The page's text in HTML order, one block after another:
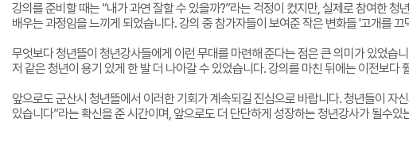
강의를 준비할 때는 “내가 과연 잘할 수 있을까?”라는 걱정이 컸지만, 실제로 참여한
배우는 과정임을 느끼게 되었습니다. 강의 중 참가자들이 보여준 작은 변화들 '고개를
무엇보다 청년뜰이 청년강사들에게 이런 무대를 마련해 준다는 점은 큰 의미가 있었습
저 같은 청년이 용기 있게 한 발 더 나아갈 수 있었습니다. 강의를 마친 뒤에는 이전보
앞으로도 군산시 청년뜰에서 이러한 기회가 계속되길 진심으로 바랍니다. 청년들이 자
있습니다”라는 확신을 준 시간이며, 앞으로도 더 단단하게 성장하는 청년강사가 될수있